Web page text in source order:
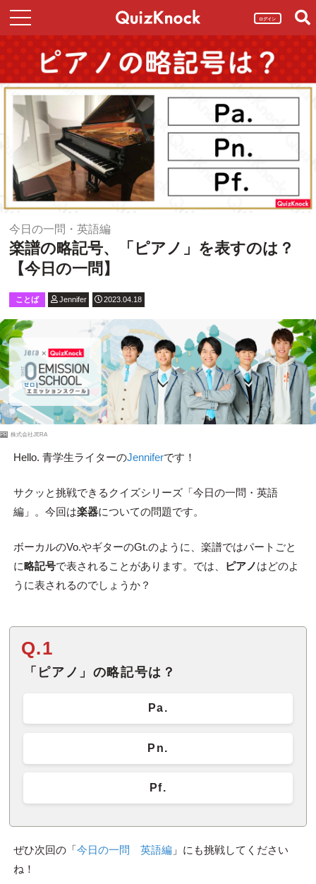
ログイン
今日の一問・英語編
楽譜の略記号、「ピアノ」を表すのは？
【今日の一問】
ことば Jennifer 2023.04.18
PR 株式会社JERA
Hello. 青学生ライターのJenniferです！
サクッと挑戦できるクイズシリーズ「今日の一問・英語
編」。今回は楽器についての問題です。
ボーカルのVo.やギターのGt.のように、楽譜ではパートごと
に略記号で表されることがあります。では、 ピアノはどのよ
うに表されるのでしょうか？
Q.1
「ピアノ」の略記号は？
Pa.
Pn.
Pf.
ぜひ次回の「今日の一問 英語編」にも挑戦してください
ね！